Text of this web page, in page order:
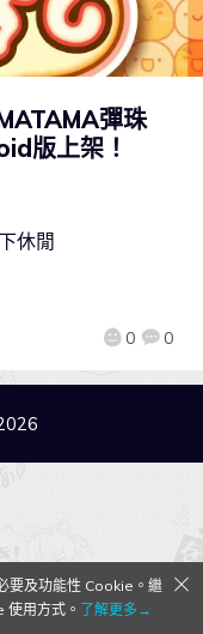
彈珠
版上架！
0 0
休閒
要及功能性 Cookie。繼
用方式。 了解更多→